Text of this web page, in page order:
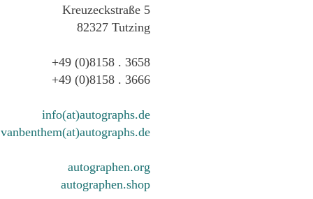
Kreuzeckstraße 5
82327 Tutzing
+49 (0)8158 . 3658
+49 (0)8158 . 3666
info(at)autographs.de
vanbenthem(at)autographs.de
autographen.org
autographen.shop